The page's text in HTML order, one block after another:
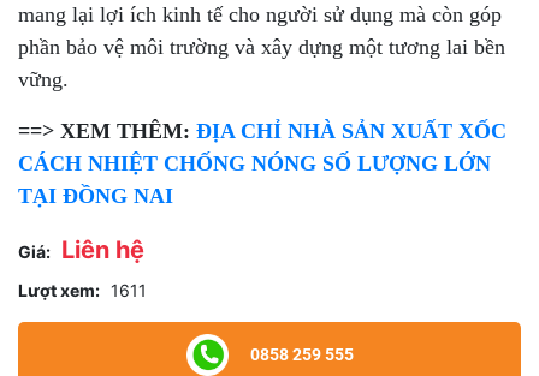
mang lại lợi ích kinh tế cho người sử dụng mà còn góp
phần bảo vệ môi trường và xây dựng một tương lai bền
vững.
==> XEM THÊM: ĐỊA CHỈ NHÀ SẢN XUẤT XỐC
CÁCH NHIỆT CHỐNG NÓNG SỐ LƯỢNG LỚN
TẠI ĐỒNG NAI
Giá: Liên hệ
Lượt xem: 1611
0858 259 555